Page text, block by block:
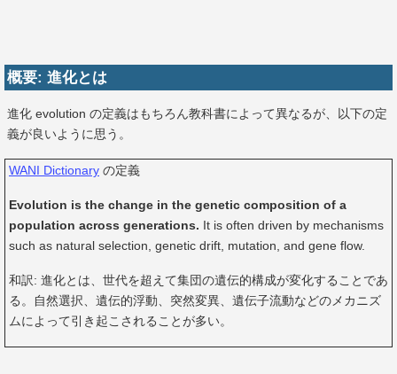
概要: 進化とは
進化 evolution の定義はもちろん教科書によって異なるが、以下の定
義が良いように思う。
WANI Dictionary の定義
Evolution is the change in the genetic composition of a
population across generations. It is often driven by mechanisms
such as natural selection, genetic drift, mutation, and gene flow.
和訳: 進化とは、世代を超えて集団の遺伝的構成が変化することであ
る。自然選択、遺伝的浮動、突然変異、遺伝子流動などのメカニズ
ムによって引き起こされることが多い。